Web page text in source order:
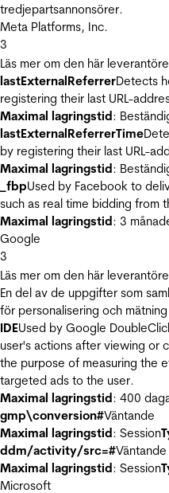
tredjepartsannonsörer.
Meta Platforms, Inc.
3
Läs mer om den här
lastExternalReferrerDetects
registering their last URL-
Maximal lagringstid:
lastExternalReferrerTime
by registering their last URL-
Maximal lagringstid:
_fbpUsed by Facebook to
such as real time bidding from
Maximal lagringstid: 3
Google
3
Läs mer om den här
En del av de uppgifter som
för personalisering och
IDEUsed by Google
user's actions after viewing or
the purpose of measuring the
targeted ads to the user.
Maximal lagringstid: 400
gmp\conversion#Väntande
Maximal lagringstid: Session
ddm/activity/src=#Väntande
Maximal lagringstid: Session
Microsoft